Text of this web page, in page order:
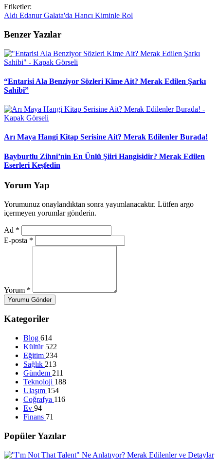
Etiketler:
Aldı EdanurGalata'da Hancı Kiminle Rol
Benzer Yazılar
“Entarisi Ala Benziyor Sözleri Kime Ait? Merak Edilen Şarkı
Sahibi”
Arı Maya Hangi Kitap Serisine Ait? Merak Edilenler Burada!
Bayburtlu Zihni’nin En Ünlü Şiiri Hangisidir? Merak Edilen
Eserleri Keşfedin
Yorum Yap
Yorumunuz onaylandıktan sonra yayımlanacaktır. Lütfen argo
içermeyen yorumlar gönderin.
Ad *
E-posta *
Yorum *
Yorumu Gönder
Kategoriler
Blog 614
Kültür 522
Eğitim 234
Sağlık 213
Gündem 211
Teknoloji 188
Ulaşım 154
Coğrafya 116
Ev 94
Finans 71
Popüler Yazılar